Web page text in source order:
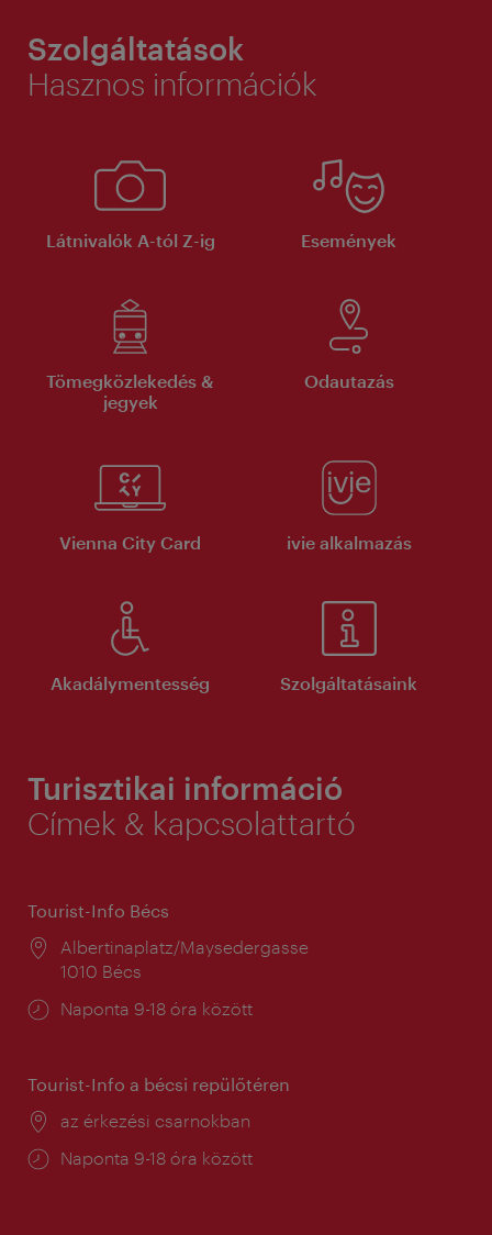
Szolgáltatások
Hasznos információk
Látnivalók A-tól Z-ig Események
Tömegközlekedés &
jegyek
Odautazás
Vienna City Card ivie alkalmazás
Akadálymentesség Szolgáltatásaink
Turisztikai információ
Címek & kapcsolattartó
Tourist-Info Bécs
Helyszín:
Albertinaplatz/Maysedergasse
1010 Bécs
Nyitva
Naponta 9-18 óra között
Tourist-Info a bécsi repülőtéren
Helyszín:
az érkezési csarnokban
Nyitva
Naponta 9-18 óra között